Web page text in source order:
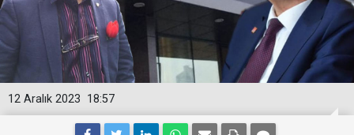
18:57
12 Aralık 2023